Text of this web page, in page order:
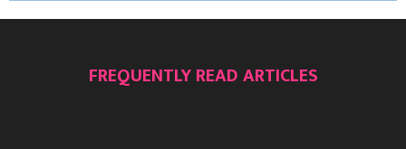
FREQUENTLY READ ARTICLES